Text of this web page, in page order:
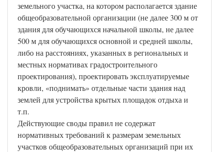
земельного участка, на котором располагается здание
общеобразовательной организации (не далее 300 м от
здания для обучающихся начальной школы, не далее
500 м для обучающихся основной и средней школы,
либо на расстояниях, указанных в региональных и
местных нормативах градостроительного
проектирования), проектировать эксплуатируемые
кровли, «поднимать» отдельные части здания над
землей для устройства крытых площадок отдыха и
т.п.
Действующие своды правил не содержат
нормативных требований к размерам земельных
участков общеобразовательных организаций при их